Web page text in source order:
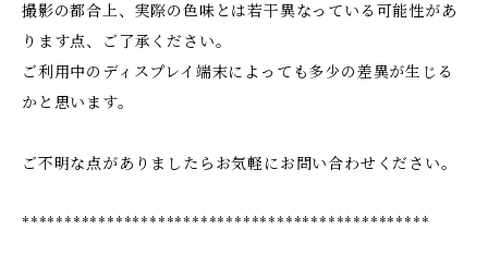
撮影の都合上、実際の色味とは若干異なっている可能性があ
ります点、ご了承ください。
ご利用中のディスプレイ端末によっても多少の差異が生じる
かと思います。
ご不明な点がありましたらお気軽にお問い合わせください。
************************************************